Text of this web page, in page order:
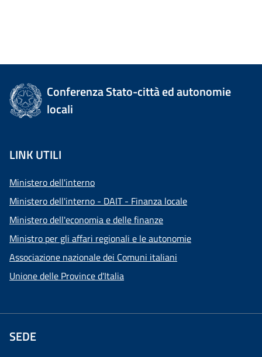
Conferenza Stato-città ed autonomie
locali
LINK UTILI
Ministero dell'interno
Ministero dell'interno - DAIT - Finanza locale
Ministero dell'economia e delle finanze
Ministro per gli affari regionali e le autonomie
Associazione nazionale dei Comuni italiani
Unione delle Province d'Italia
SEDE